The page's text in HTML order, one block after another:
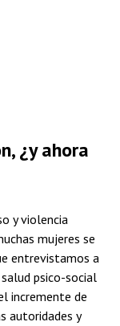
¿y ahora
y violencia
mujeres se
entrevistamos a
psico-social
incremente de
autoridades y